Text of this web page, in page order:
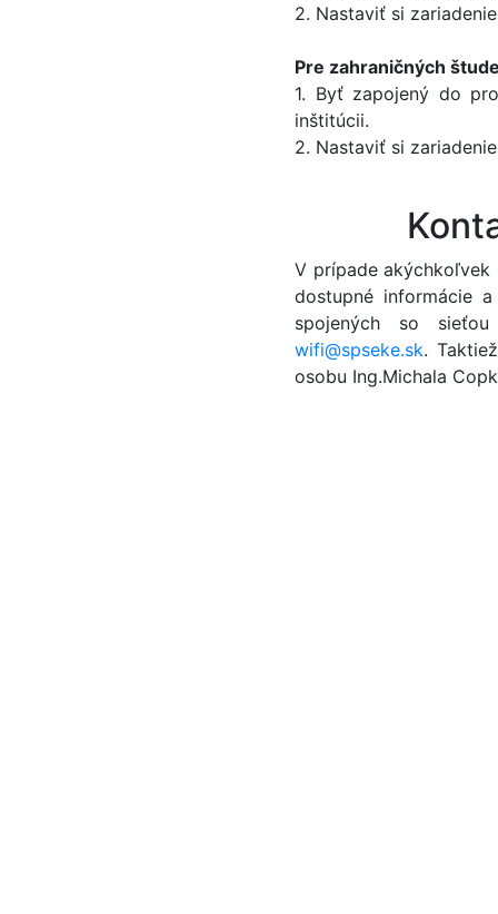
2. Nastaviť si
Pre zahraničných
1. Byť zapojený do
inštitúcii.
2. Nastaviť si
V prípade akýchkoľvek
dostupné informácie
spojených so
wifi@spseke.sk.
osobu Ing.Michala